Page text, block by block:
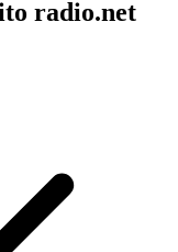
radio.net